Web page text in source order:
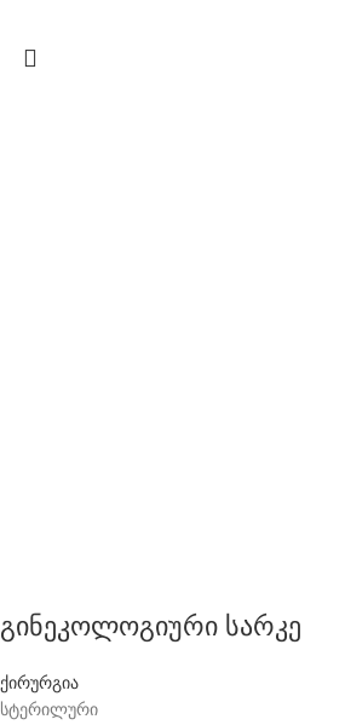
გინეკოლოგიური სარკე
ქირურგია
სტერილური